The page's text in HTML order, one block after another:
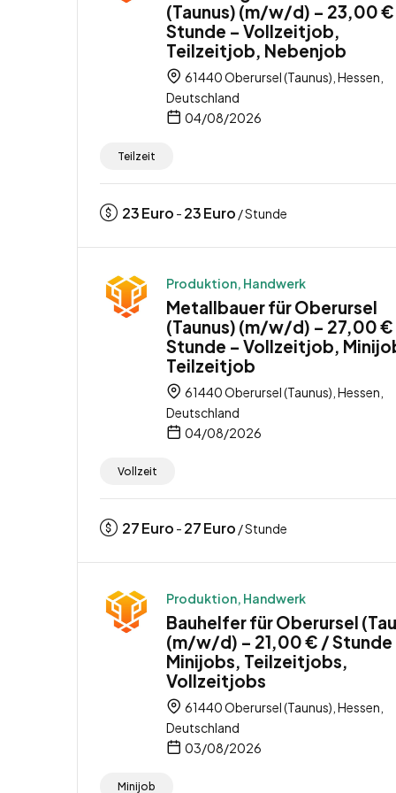
(Taunus) (m/w/d) – 23,00
Stunde – Vollzeitjob,
Teilzeitjob, Nebenjob
61440 Oberursel (Taunus), Hessen,
Deutschland
04/08/2026
Teilzeit
23Euro - 23Euro / Stunde
Produktion, Handwerk
Metallbauer für Oberursel
(Taunus) (m/w/d) – 27,00
Stunde – Vollzeitjob,
Teilzeitjob
61440 Oberursel (Taunus), Hessen,
Deutschland
04/08/2026
Vollzeit
27Euro - 27Euro / Stunde
Produktion, Handwerk
Bauhelfer für Oberursel
(m/w/d) – 21,00 € / Stunde
Minijobs, Teilzeitjobs,
Vollzeitjobs
61440 Oberursel (Taunus), Hessen,
Deutschland
03/08/2026
Minijob